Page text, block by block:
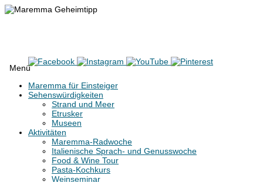
Menü
Zum
Inhalt
Maremma für Einsteiger
Sehenswürdigkeiten
Strand und Meer
Etrusker
Museen
Aktivitäten
Maremma-Radwoche
Italienische Sprach- und Genusswoche
Food & Wine Tour
Pasta-Kochkurs
Weinseminar